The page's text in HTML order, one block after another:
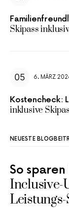
Skipass
6. MÄRZ
Kostencheck:
inklusive
NEUESTE
So
Inclusive-